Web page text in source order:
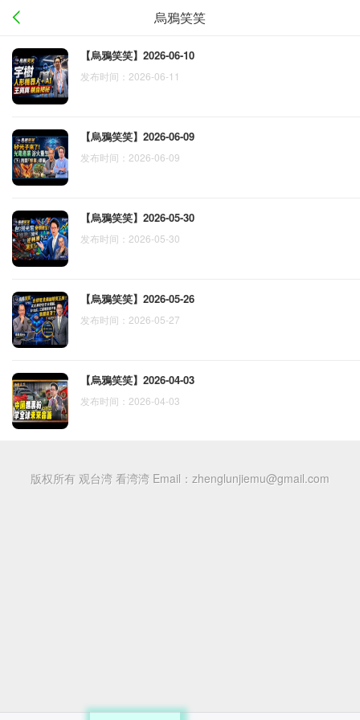
烏鴉笑笑
【烏鴉笑笑】2026-06-10
发布时间：2026-06-11
【烏鴉笑笑】2026-06-09
发布时间：2026-06-09
【烏鴉笑笑】2026-05-30
发布时间：2026-05-30
【烏鴉笑笑】2026-05-26
发布时间：2026-05-27
【烏鴉笑笑】2026-04-03
发布时间：2026-04-03
版权所有 观台湾 看湾湾 Email：zhenglunjiemu@gmail.com